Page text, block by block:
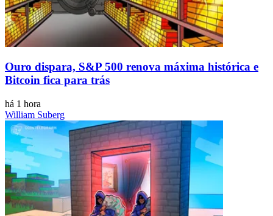
Ouro dispara, S&P 500 renova máxima histórica e
Bitcoin fica para trás
há 1 hora
William Suberg